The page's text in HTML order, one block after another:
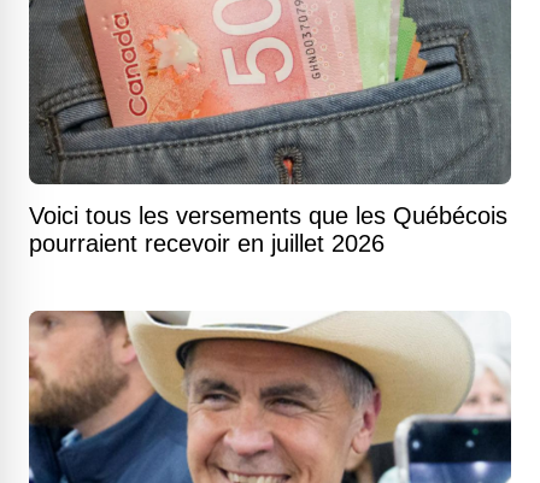
Voici tous les versements que les Québécois
pourraient recevoir en juillet 2026